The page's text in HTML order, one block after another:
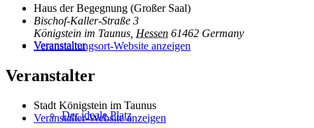
Veranstalter
Der ideale Platz
Haus der Begegnung (Großer Saal)
Bischof-Kaller-Straße 3
Königstein im Taunus Hessen 61462 Germany
Veranstaltungsort-Website anzeigen
Veranstalter
Stadt Königstein im Taunus
Veranstalter-Website anzeigen